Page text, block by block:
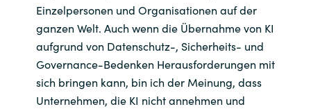
Einzelpersonen und Organisationen auf der
ganzen Welt. Auch wenn die Übernahme von KI
aufgrund von Datenschutz-, Sicherheits- und
Governance-Bedenken Herausforderungen mit
sich bringen kann, bin ich der Meinung, dass
Unternehmen, die KI nicht annehmen und